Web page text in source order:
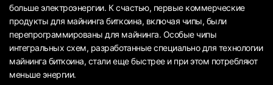
больше электроэнергии. К счастью, первые коммерческие
продукты для майнинга биткоина, включая чипы, были
перепрограммированы для майнинга. Особые чипы
интегральных схем, разработанные специально для технологии
майнинга биткоина, стали еще быстрее и при этом потребляют
меньше энергии.